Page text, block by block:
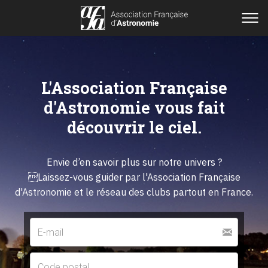
L'Association Française
d'Astronomie vous fait
découvrir le ciel.
Envie d’en savoir plus sur notre univers ?
Laissez-vous guider par l'Association Française
d'Astronomie et le réseau des clubs partout en France.